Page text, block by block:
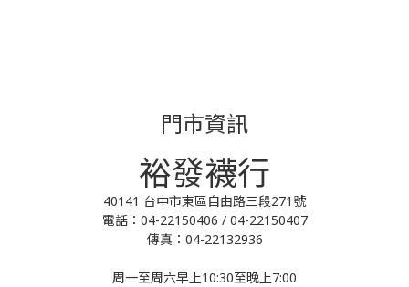
門市資訊
裕發襪行
40141 台中市東區自由路三段271號
電話：04-22150406 / 04-22150407
傳真：04-22132936
周一至周六早上10:30至晚上7:00